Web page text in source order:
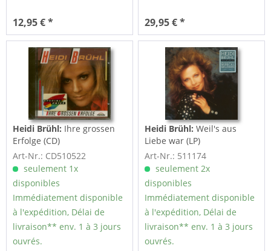
12,95 € * 29,95 € *
Heidi Brühl: Ihre grossen
Erfolge (CD)
Art-Nr.: CD510522
seulement 1x
disponibles
Immédiatement disponible
à l'expédition, Délai de
livraison** env. 1 à 3 jours
ouvrés.
Heidi Brühl: Weil's aus
Liebe war (LP)
Art-Nr.: 511174
seulement 2x
disponibles
Immédiatement disponible
à l'expédition, Délai de
livraison** env. 1 à 3 jours
ouvrés.